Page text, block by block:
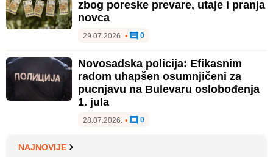
zbog poreske prevare, utaje i pranja
novca
29.07.2026. • 0
Novosadska policija: Efikasnim
radom uhapšen osumnjičeni za
pucnjavu na Bulevaru oslobođenja
1. jula
28.07.2026. • 0
NAJNOVIJE